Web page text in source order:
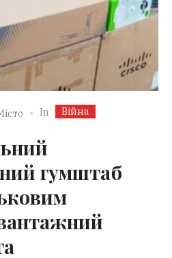
In Війна
гумштаб